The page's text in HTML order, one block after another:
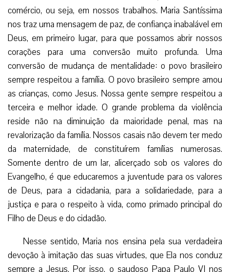
comércio, ou seja, em nossos trabalhos. Maria Santíssima
nos traz uma mensagem de paz, de confiança inabalável em
Deus, em primeiro lugar, para que possamos abrir nossos
corações para uma conversão muito profunda. Uma
conversão de mudança de mentalidade: o povo brasileiro
sempre respeitou a família. O povo brasileiro sempre amou
as crianças, como Jesus. Nossa gente sempre respeitou a
terceira e melhor idade. O grande problema da violência
reside não na diminuição da maioridade penal, mas na
revalorização da família. Nossos casais não devem ter medo
da maternidade, de constituírem famílias numerosas.
Somente dentro de um lar, alicerçado sob os valores do
Evangelho, é que educaremos a juventude para os valores
de Deus, para a cidadania, para a solidariedade, para a
justiça e para o respeito à vida, como primado principal do
Filho de Deus e do cidadão.
Nesse
sentido, Maria nos
ensina pela sua